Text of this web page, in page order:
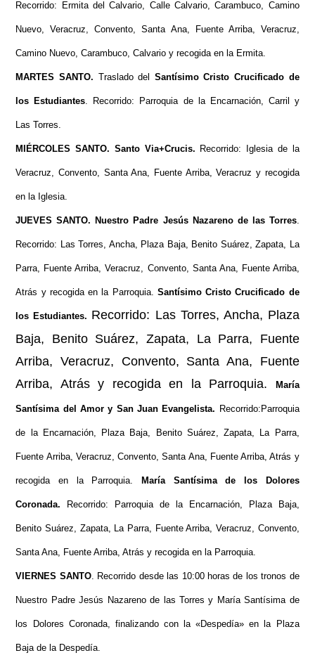
Recorrido: Ermita del Calvario, Calle Calvario, Carambuco, Camino
Nuevo, Veracruz, Convento, Santa Ana, Fuente Arriba, Veracruz,
Camino Nuevo, Carambuco, Calvario y recogida en la Ermita.
MARTES SANTO. Traslado del Santísimo Cristo Crucificado de
los Estudiantes. Recorrido: Parroquia de la Encarnación, Carril y
Las Torres.
MIÉRCOLES SANTO. Santo Via+Crucis. Recorrido: Iglesia de la
Veracruz, Convento, Santa Ana, Fuente Arriba, Veracruz y recogida
en la Iglesia.
JUEVES SANTO. Nuestro Padre Jesús Nazareno de las Torres.
Recorrido: Las Torres, Ancha, Plaza Baja, Benito Suárez, Zapata, La
Parra, Fuente Arriba, Veracruz, Convento, Santa Ana, Fuente Arriba,
Atrás y recogida en la Parroquia. Santísimo Cristo Crucificado de
los Estudiantes. Recorrido: Las Torres, Ancha, Plaza
Baja, Benito Suárez, Zapata, La Parra, Fuente
Arriba, Veracruz, Convento, Santa Ana, Fuente
Arriba, Atrás y recogida en la Parroquia.
María
Santísima del Amor y San Juan Evangelista. Recorrido: Parroquia
de la Encarnación, Plaza Baja, Benito Suárez, Zapata, La Parra,
Fuente Arriba, Veracruz, Convento, Santa Ana, Fuente Arriba, Atrás y
recogida en la Parroquia. María Santísima de los Dolores
Coronada. Recorrido: Parroquia de la Encarnación, Plaza Baja,
Benito Suárez, Zapata, La Parra, Fuente Arriba, Veracruz, Convento,
Santa Ana, Fuente Arriba, Atrás y recogida en la Parroquia.
VIERNES SANTO. Recorrido desde las 10:00 horas de los tronos de
Nuestro Padre Jesús Nazareno de las Torresy María Santísima de
los Dolores Coronada, finalizando con la «Despedía» en la Plaza
Baja de la Despedía.